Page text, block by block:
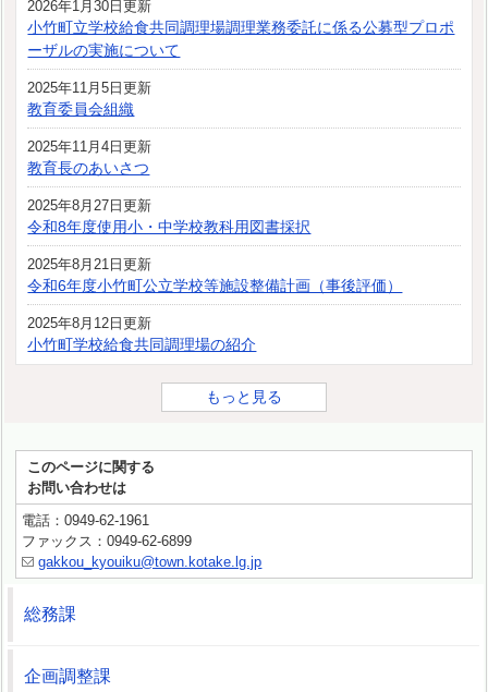
2026年1月30日更新
小竹町立学校給食共同調理場調理業務委託に係る公募型プロポ
ーザルの実施について
2025年11月5日更新
教育委員会組織
2025年11月4日更新
教育長のあいさつ
2025年8月27日更新
令和8年度使用小・中学校教科用図書採択
2025年8月21日更新
令和6年度小竹町公立学校等施設整備計画（事後評価）
2025年8月12日更新
小竹町学校給食共同調理場の紹介
もっと見る
このページに関する
お問い合わせは
電話：0949-62-1961
ファックス：0949-62-6899
gakkou_kyouiku@town.kotake.lg.jp
総務課
企画調整課